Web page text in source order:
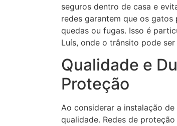
seguros dentro de casa e
redes garantem que os
quedas ou fugas. Isso é
Luís, onde o trânsito pode
Qualidade e
Proteção
Ao considerar a instalação
qualidade. Redes de